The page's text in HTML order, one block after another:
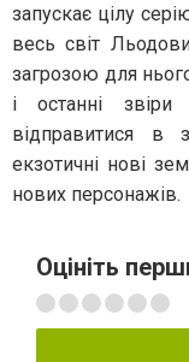
запускає цілу
весь світ
загрозою для
і останні
відправитися в
екзотичні нові
нових персонажів.
Оцініть